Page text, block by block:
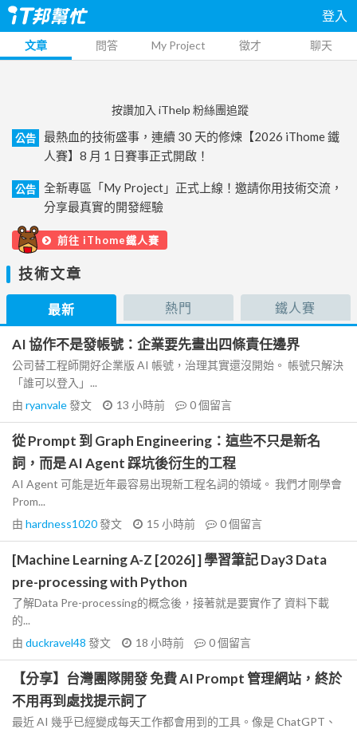
登入
文章 問答 My Project 徵才 聊天
按讚加入 iThelp 粉絲團追蹤
公告
最熱血的技術盛事，連續 30 天的修煉【2026 iThome 鐵
人賽】8 月 1 日賽事正式開啟！
公告
全新專區「My Project」正式上線！邀請你用技術交流，
分享最真實的開發經驗
前往 iThome鐵人賽
技術文章
最新 熱門 鐵人賽
AI 協作不是發帳號：企業要先畫出四條責任邊界
公司替工程師開好企業版 AI 帳號，治理其實還沒開始。 帳號只解決
「誰可以登入」...
由 ryanvale發文 13 小時前 0個留言
從 Prompt 到 Graph Engineering：這些不只是新名
詞，而是 AI Agent 踩坑後衍生的工程
AI Agent 可能是近年最容易出現新工程名詞的領域。 我們才剛學會
Prom...
由 hardness1020發文 15 小時前 0個留言
[Machine Learning A-Z [2026] ] 學習筆記 Day3 Data
pre-processing with Python
了解Data Pre-processing的概念後，接著就是要實作了 資料下載
的...
由 duckravel48 發文 18 小時前 0個留言
【分享】台灣團隊開發 免費 AI Prompt 管理網站，終於
不用再到處找提示詞了
最近 AI 幾乎已經變成每天工作都會用到的工具。像是 ChatGPT、